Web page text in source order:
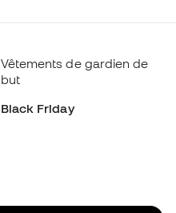
Vêtements de gardien de
but
Black Friday